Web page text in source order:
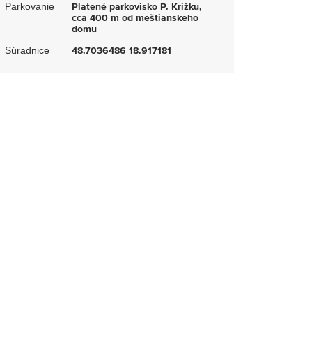
Parkovanie
Platené parkovisko P. Križku,
cca 400 m od meštianskeho
domu
Súradnice
48.7036486 18.917181